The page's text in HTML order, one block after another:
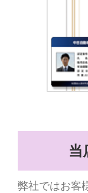
当
弊社ではお客